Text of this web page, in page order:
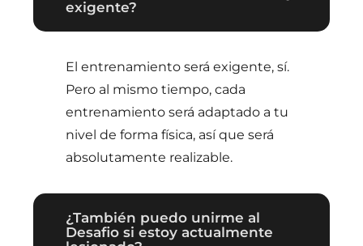
exigente?
El entrenamiento será exigente, sí.
Pero al mismo tiempo, cada
entrenamiento será adaptado a tu
nivel de forma física, así que será
absolutamente realizable.
¿También puedo unirme al
Desafio si estoy actualmente